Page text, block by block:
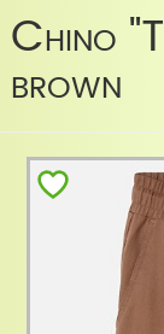
Chino
brown